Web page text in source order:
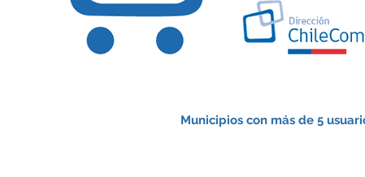
Municipios con más de 5